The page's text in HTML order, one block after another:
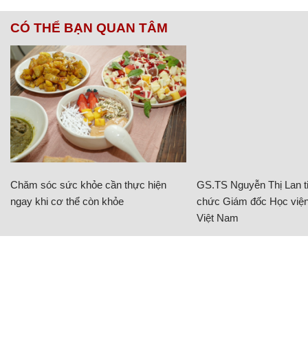
CÓ THỂ BẠN QUAN TÂM
Chăm sóc sức khỏe cần thực hiện
ngay khi cơ thể còn khỏe
GS.TS Nguyễn Thị Lan
chức Giám đốc Học
Việt Nam